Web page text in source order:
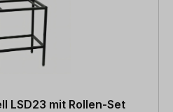
LSD23 mit Rollen-Set